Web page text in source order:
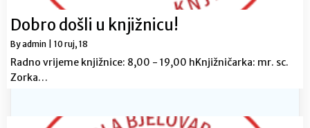
Dobro došli u knjižnicu!
Byadmin 10 ruj, 18
Radno vrijeme knjižnice: 8,00 - 19,00 hKnjižničarka: mr. sc.
Zorka…